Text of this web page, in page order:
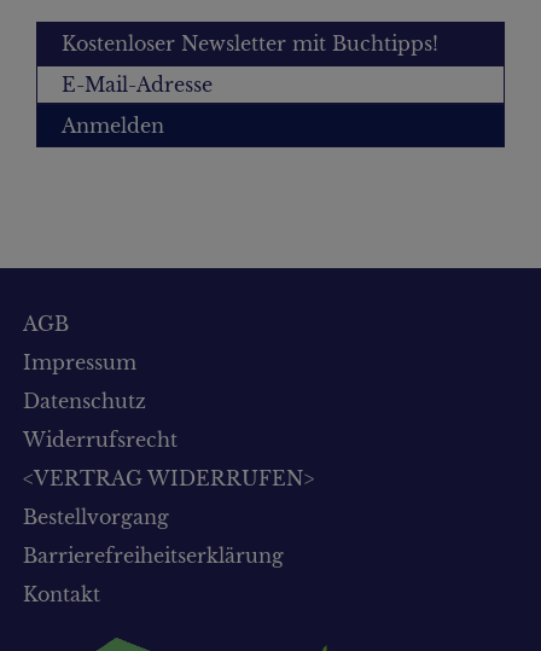
Kostenloser Newsletter mit Buchtipps!
Anmelden
AGB
Impressum
Datenschutz
Widerrufsrecht
<VERTRAG WIDERRUFEN>
Bestellvorgang
Barrierefreiheitserklärung
Kontakt